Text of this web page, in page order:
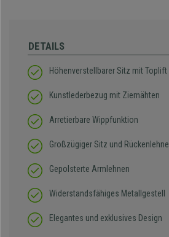
DETAILS
Höhenverstellbarer Sitz mit Toplift
Kunstlederbezug mit Ziernähten
Arretierbare Wippfunktion
Großzügiger Sitz und Rückenlehne
Gepolsterte Armlehnen
Widerstandsfähiges Metallgestell
Elegantes und exklusives Design